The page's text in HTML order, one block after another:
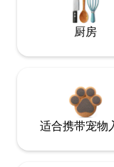
厨房
适合携带宠物